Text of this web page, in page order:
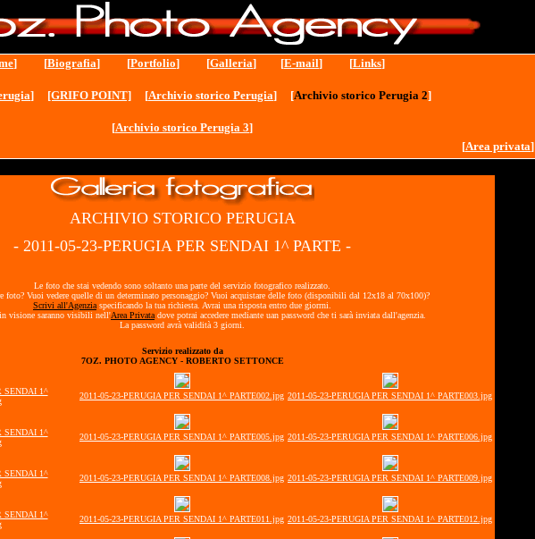
] [Biografia] [Portfolio] [Galleria] [E-mail] [Links]
] [GRIFO POINT] [Archivio storico Perugia] [Archivio storico Perugia 2]
[Archivio storico Perugia 3]
[Area privata]
ARCHIVIO STORICO PERUGIA
- 2011-05-23-PERUGIA PER SENDAI 1^ PARTE -
Le foto che stai vedendo sono soltanto una parte del servizio fotografico realizzato.
foto? Vuoi vedere quelle di un determinato personaggio? Vuoi acquistare delle foto (disponibili dal 12x18 al 70x100)?
Scrivi all'Agenzia specificando la tua richiesta. Avrai una risposta entro due giorrni.
visione saranno visibili nell'Area Privata dove potrai accedere mediante uan password che ti sarà inviata dall'agenzia.
La password avrà validità 3 giorni.
Servizio realizzato da
7OZ. PHOTO AGENCY - ROBERTO SETTONCE
SENDAI 1^
2011-05-23-PERUGIA PER SENDAI 1^ PARTE002.jpg 2011-05-23-PERUGIA PER SENDAI 1^ PARTE003.jpg
SENDAI 1^
2011-05-23-PERUGIA PER SENDAI 1^ PARTE005.jpg 2011-05-23-PERUGIA PER SENDAI 1^ PARTE006.jpg
SENDAI 1^
2011-05-23-PERUGIA PER SENDAI 1^ PARTE008.jpg 2011-05-23-PERUGIA PER SENDAI 1^ PARTE009.jpg
SENDAI 1^
2011-05-23-PERUGIA PER SENDAI 1^ PARTE011.jpg 2011-05-23-PERUGIA PER SENDAI 1^ PARTE012.jpg